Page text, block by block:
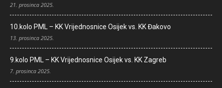
21. prosinca 2025.
10.kolo PML – KK Vrijednosnice Osijek vs. KK Đakovo
13. prosinca 2025.
9.kolo PML – KK Vrijednosnice Osijek vs. KK Zagreb
7. prosinca 2025.